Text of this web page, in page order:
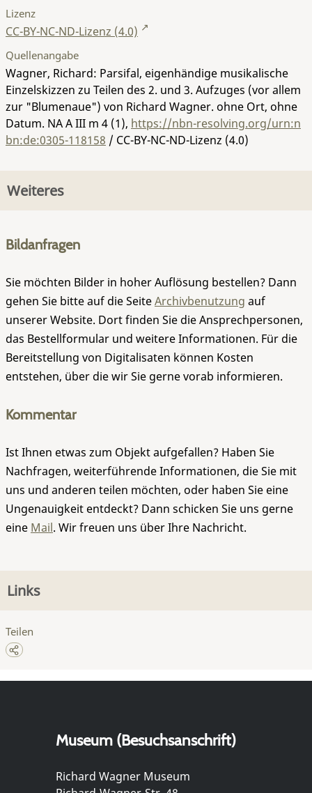
Lizenz
CC-BY-NC-ND-Lizenz (4.0)
Quellenangabe
Wagner, Richard: Parsifal, eigenhändige musikalische
Einzelskizzen zu Teilen des 2. und 3. Aufzuges (vor allem
zur "Blumenaue") von Richard Wagner. ohne Ort, ohne
Datum. NA A III m 4 (1), https://nbn-resolving.org/urn:n
bn:de:0305-118158 / CC-BY-NC-ND-Lizenz (4.0)
Weiteres
Bildanfragen
Sie möchten Bilder in hoher Auflösung bestellen? Dann
gehen Sie bitte auf die SeiteArchivbenutzung auf
unserer Website. Dort finden Sie die Ansprechpersonen,
das Bestellformular und weitere Informationen. Für die
Bereitstellung von Digitalisaten können Kosten
entstehen, über die wir Sie gerne vorab informieren.
Kommentar
Ist Ihnen etwas zum Objekt aufgefallen? Haben Sie
Nachfragen, weiterführende Informationen, die Sie mit
uns und anderen teilen möchten, oder haben Sie eine
Ungenauigkeit entdeckt? Dann schicken Sie uns gerne
eine Mail. Wir freuen uns über Ihre Nachricht.
Links
Teilen
Museum (Besuchsanschrift)
Richard Wagner Museum